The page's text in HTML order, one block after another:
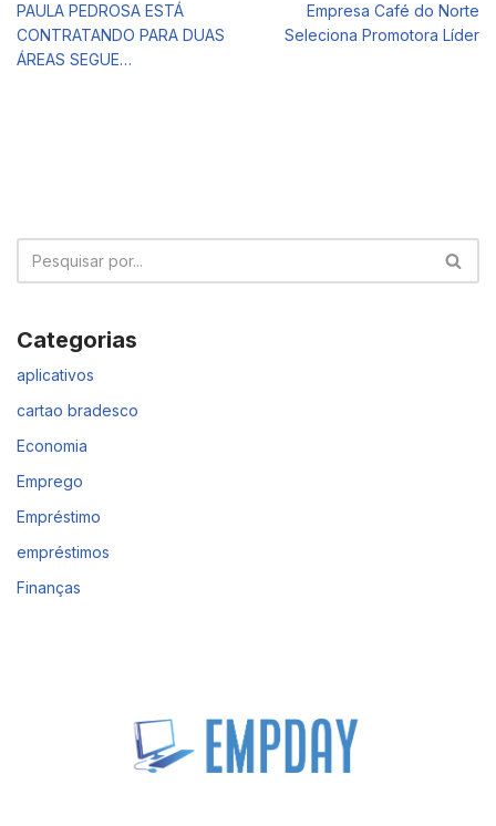
PAULA PEDROSA ESTÁ
CONTRATANDO PARA DUAS
ÁREAS SEGUE…
Empresa Café do Norte
Seleciona Promotora Líder
Categorias
aplicativos
cartao bradesco
Economia
Emprego
Empréstimo
empréstimos
Finanças